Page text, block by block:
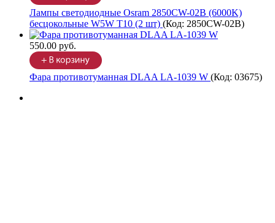
Лампы светодиодные Osram 2850CW-02B (6000K)
бесцокольные W5W T10 (2 шт) (Код: 2850CW-02B)
550.00 руб.
Фара противотуманная DLAA LA-1039 W (Код: 03675)